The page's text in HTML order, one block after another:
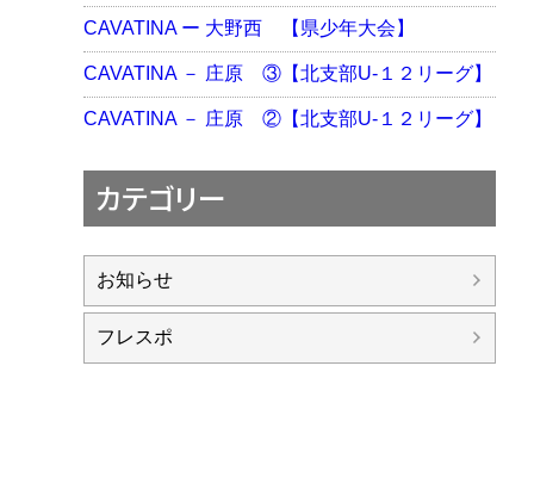
CAVATINA ー 大野西 【県少年大会】
CAVATINA － 庄原 ③【北支部U-１２リーグ】
CAVATINA － 庄原 ②【北支部U-１２リーグ】
カテゴリー
お知らせ
フレスポ